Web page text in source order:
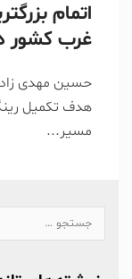
اتمام
غرب کشور
حسین مهدی زاده
هدف تکمیل
مسیر...